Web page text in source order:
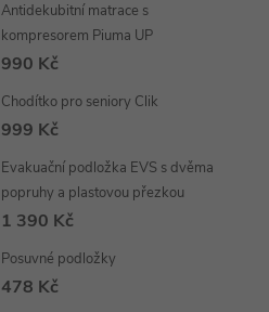
Antidekubitní matrace s
kompresorem Piuma UP
990 Kč
Chodítko pro seniory Clik
999 Kč
Evakuační podložka EVS s dvěma
popruhy a plastovou přezkou
1 390 Kč
Posuvné podložky
478 Kč